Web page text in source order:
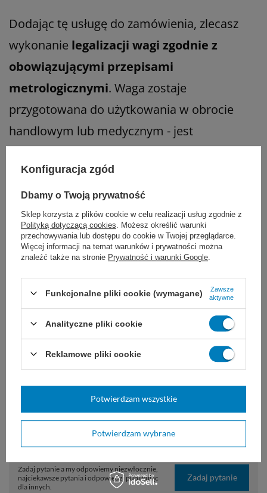
Dodając tę usługę do zamówienia, zlecasz
wykonanie legalizacji wagi zgodnie z
obowiązującymi przepisami
metrologicznymi. Waga zostaje
przygotowana do użytkowania w obrocie
handlowym lub medycznym - jest
(plomba, naklejka legalizacyjna) oraz
otrzymuje stosowne potwierdzenie
legalizacji.
Ważne: Zakup usługi legalizacji dotyczy
sklepie.
Nie wykonujemy legalizacji wag
pochodzących z innych źródeł / zakupionych
u innych sprzedawców.
Zadaj pytanie a my odpowiemy niezwłocznie,
najciekawsze pytania i odpowiedzi publikując
dla innych.
Zadaj pytanie
Konfiguracja zgód
Dbamy o Twoją prywatność
Sklep korzysta z plików cookie w celu realizacji usług zgodnie z
Polityką dotyczącą cookies . Możesz określić warunki
przechowywania lub dostępu do cookie w Twojej przeglądarce.
Więcej informacji na temat warunków i prywatności można
znaleźć także na stronie Prywatność i warunki Google
Funkcjonalne pliki cookie (wymagane)
Zawsze
aktywne
Analityczne pliki cookie
Reklamowe pliki cookie
Potwierdzam wybrane
Potwierdzam wszystkie